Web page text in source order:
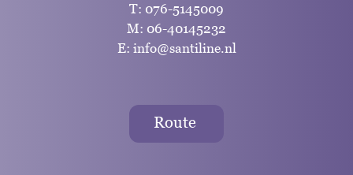
T: 076-5145009
M: 06-40145232
E: info@santiline.nl
Route